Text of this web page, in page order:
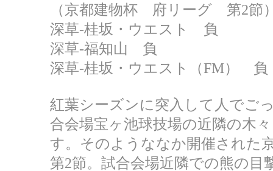
（京都建物杯 府リーグ 第2節
深草-桂坂・ウエスト 負
深草-福知山 負
深草-桂坂・ウエスト（FM） 負
紅葉シーズンに突入して人でご
合会場宝ヶ池球技場の近隣の木
す。そのようななか開催された
第2節。試合会場近隣での熊の目